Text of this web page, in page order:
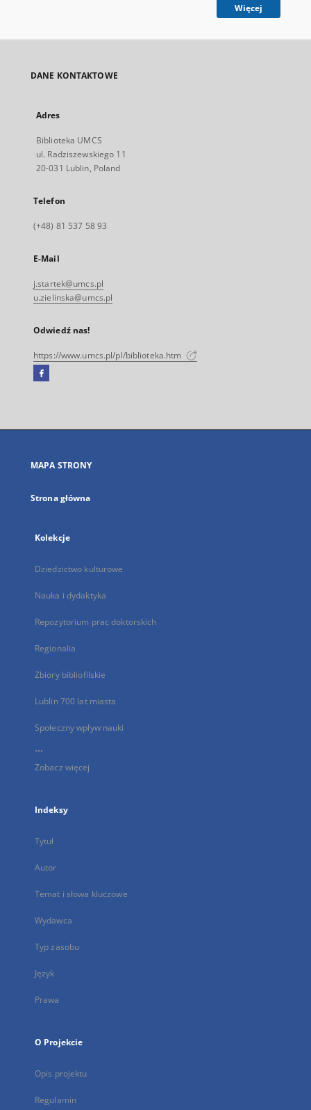
Więcej
DANE KONTAKTOWE
Adres
Biblioteka UMCS
ul. Radziszewskiego 11
20-031 Lublin, Poland
Telefon
(+48) 81 537 58 93
E-Mail
j.startek@umcs.pl
u.zielinska@umcs.pl
Odwiedź nas!
https://www.umcs.pl/pl/biblioteka.htm
Facebook
się
karcie
MAPA STRONY
Strona główna
Kolekcje
Dziedzictwo kulturowe
Nauka i dydaktyka
Repozytorium prac doktorskich
Regionalia
Zbiory bibliofilskie
Lublin 700 lat miasta
Społeczny wpływ nauki
...
Zobacz więcej
Indeksy
Tytuł
Autor
Temat i słowa kluczowe
Wydawca
Typ zasobu
Język
Prawa
O Projekcie
Opis projektu
Regulamin